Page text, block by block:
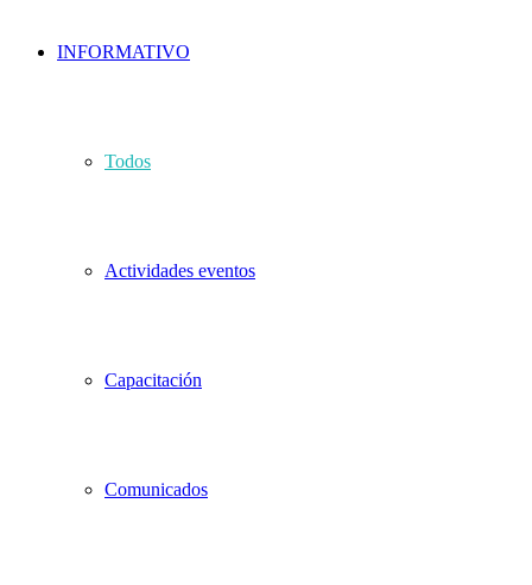
INFORMATIVO
Todos
Actividades eventos
Capacitación
Comunicados